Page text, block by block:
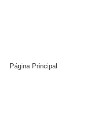
Página Principal